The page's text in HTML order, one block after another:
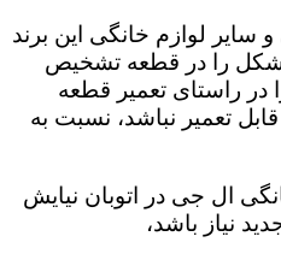
لوازم خانگی این برند
را در قطعه تشخیص
در راستای تعمیر قطعه
تعمیر نباشد، نسبت به
ال جی در اتوبان نیایش
نیاز باشد،